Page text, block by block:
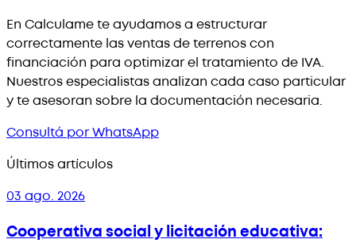
En Calculame te ayudamos a estructurar
correctamente las ventas de terrenos con
financiación para optimizar el tratamiento de IVA.
Nuestros especialistas analizan cada caso particular
y te asesoran sobre la documentación necesaria.
Consultá por WhatsApp
Últimos artículos
03 ago. 2026
Cooperativa social y licitación educativa: